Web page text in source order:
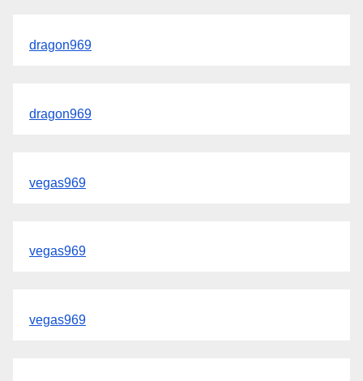
dragon969
dragon969
vegas969
vegas969
vegas969